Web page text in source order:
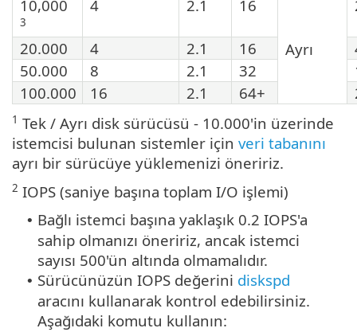
10,000
3
4 2.1 16
Ayrı
20.000 4 2.1 16
50.000
8 2.1 32
100.000
16 2.1 64+
1 Tek / Ayrı disk sürücüsü - 10.000'in üzerinde
istemcisi bulunan sistemler için veri tabanını
ayrı bir sürücüye yüklemenizi öneririz.
2 IOPS (saniye başına toplam I/O işlemi)
• Bağlı istemci başına yaklaşık 0.2 IOPS'a
sahip olmanızı öneririz, ancak istemci
sayısı 500'ün altında olmamalıdır.
• Sürücünüzün IOPS değerini diskspd
aracını kullanarak kontrol edebilirsiniz.
Aşağıdaki komutu kullanın: